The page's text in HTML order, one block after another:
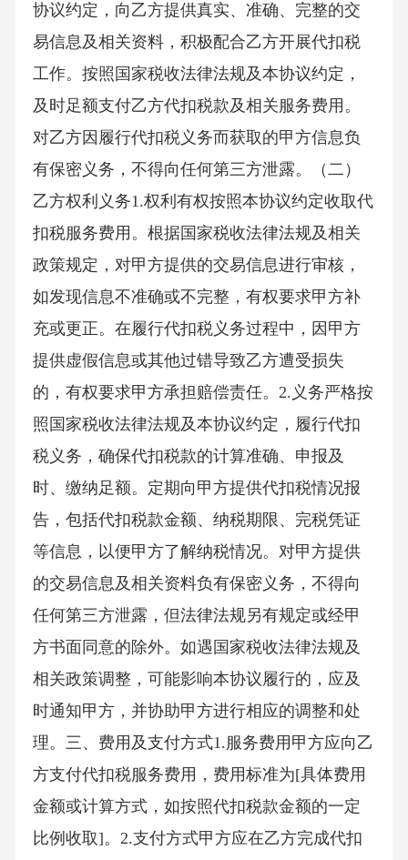
协议约定，向乙方提供真实、准确、完整的交
易信息及相关资料，积极配合乙方开展代扣税
工作。按照国家税收法律法规及本协议约定，
及时足额支付乙方代扣税款及相关服务费用。
对乙方因履行代扣税义务而获取的甲方信息负
有保密义务，不得向任何第三方泄露。（二）
乙方权利义务1.权利有权按照本协议约定收取代
扣税服务费用。根据国家税收法律法规及相关
政策规定，对甲方提供的交易信息进行审核，
如发现信息不准确或不完整，有权要求甲方补
充或更正。在履行代扣税义务过程中，因甲方
提供虚假信息或其他过错导致乙方遭受损失
的，有权要求甲方承担赔偿责任。2.义务严格按
照国家税收法律法规及本协议约定，履行代扣
税义务，确保代扣税款的计算准确、申报及
时、缴纳足额。定期向甲方提供代扣税情况报
告，包括代扣税款金额、纳税期限、完税凭证
等信息，以便甲方了解纳税情况。对甲方提供
的交易信息及相关资料负有保密义务，不得向
任何第三方泄露，但法律法规另有规定或经甲
方书面同意的除外。如遇国家税收法律法规及
相关政策调整，可能影响本协议履行的，应及
时通知甲方，并协助甲方进行相应的调整和处
理。三、费用及支付方式1.服务费用甲方应向乙
方支付代扣税服务费用，费用标准为[具体费用
金额或计算方式，如按照代扣税款金额的一定
比例收取]。2.支付方式甲方应在乙方完成代扣